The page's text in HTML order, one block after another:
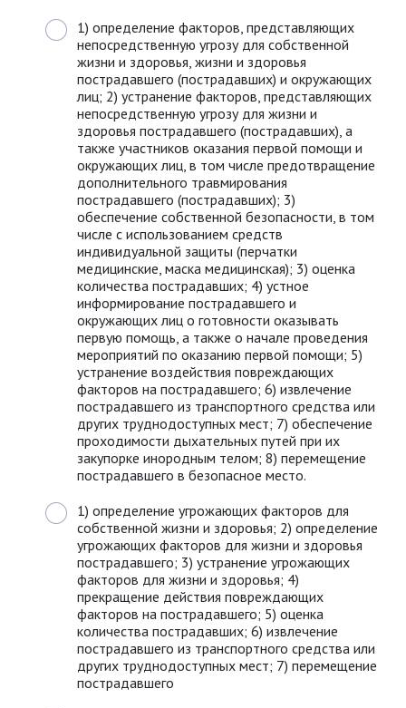
1) определение факторов, представляющих
непосредственную угрозу для собственной
жизни и здоровья, жизни и здоровья
пострадавшего (пострадавших) и окружающих
лиц; 2) устранение факторов, представляющих
непосредственную угрозу для жизни и
здоровья пострадавшего (пострадавших), а
также участников оказания первой помощи и
окружающих лиц, в том числе предотвращение
дополнительного травмирования
пострадавшего (пострадавших); 3)
обеспечение собственной безопасности, в том
числе с использованием средств
индивидуальной защиты (перчатки
медицинские, маска медицинская); 3) оценка
количества пострадавших; 4) устное
информирование пострадавшего и
окружающих лиц о готовности оказывать
первую помощь, а также о начале проведения
мероприятий по оказанию первой помощи; 5)
устранение воздействия повреждающих
факторов на пострадавшего; 6) извлечение
пострадавшего из транспортного средства или
других труднодоступных мест; 7) обеспечение
проходимости дыхательных путей при их
закупорке инородным телом; 8) перемещение
пострадавшего в безопасное место.
1) определение угрожающих факторов для
собственной жизни и здоровья; 2) определение
угрожающих факторов для жизни и здоровья
пострадавшего; 3) устранение угрожающих
факторов для жизни и здоровья; 4)
прекращение действия повреждающих
факторов на пострадавшего; 5) оценка
количества пострадавших; 6) извлечение
пострадавшего из транспортного средства или
других труднодоступных мест; 7) перемещение
пострадавшего